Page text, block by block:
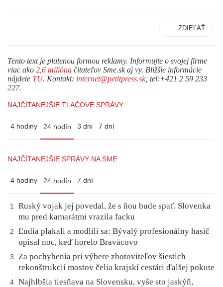
ZDIEĽAŤ
Tento text je platenou formou reklamy. Informujte o svojej firme
viac ako 2,6 milióna čitateľov Sme.sk aj vy. Bližšie informácie
nájdete TU. Kontakt: internet@petitpress.sk; tel:+421 2 59 233
227.
NAJČÍTANEJŠIE TLAČOVÉ SPRÁVY
4 hodiny 24 hodín 3 dni 7 dní
NAJČÍTANEJŠIE SPRÁVY NA SME
4 hodiny 24 hodín 7 dní
1
Ruský vojak jej povedal, že s ňou bude spať. Slovenka
mu pred kamarátmi vrazila facku
2
Ľudia plakali a modlili sa: Bývalý profesionálny hasič
opísal noc, keď horelo Braväcovo
3
Za pochybenia pri výbere zhotoviteľov šiestich
rekonštrukcií mostov čelia krajskí cestári ďalšej pokute
4 Najhlbšia tiesňava na Slovensku, vyše sto jaskýň,